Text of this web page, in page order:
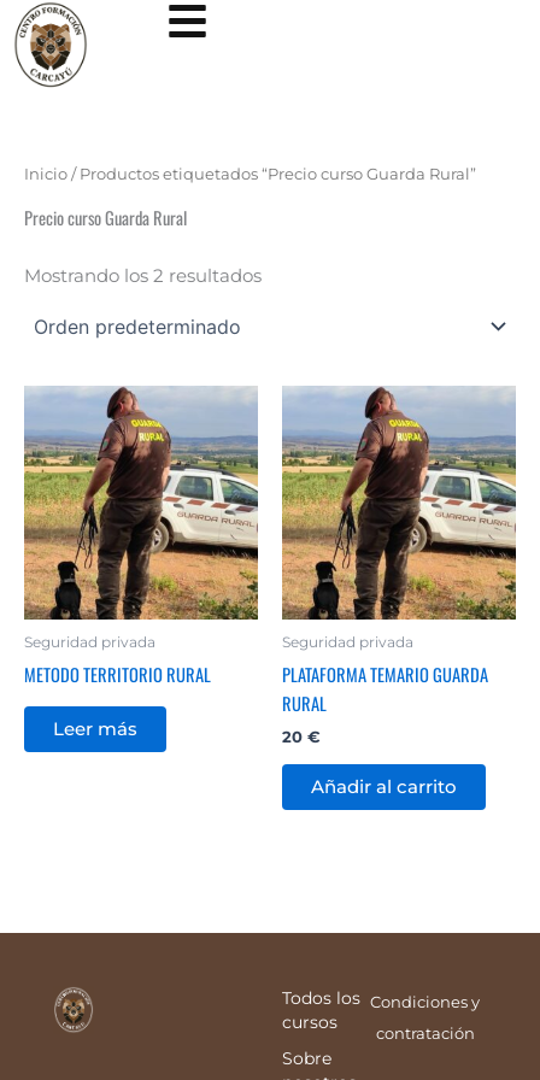
contenido
Inicio/ Productos etiquetados “Precio curso Guarda Rural”
Precio curso Guarda Rural
Mostrando los 2 resultados
Seguridad privada
METODO TERRITORIO RURAL
Leer más
Seguridad privada
PLATAFORMA TEMARIO GUARDA
RURAL
20 €
Añadir al carrito
Todos los
cursos
Sobre
Condiciones y
contratación